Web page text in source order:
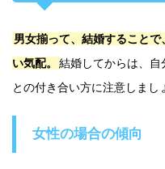
男女揃って、結婚すること
い気配。
結婚してからは、
との付き合い方に注意しまし
女性の場合の傾向